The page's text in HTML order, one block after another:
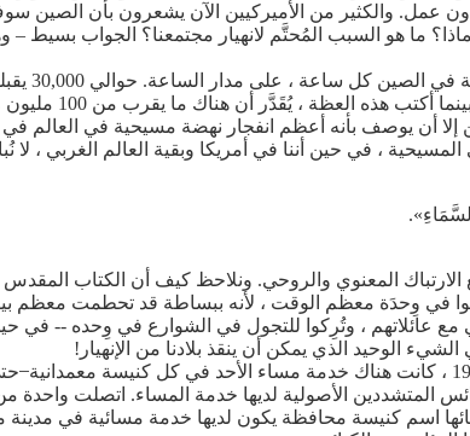
عمل. والكثير من الأميركيين الآن يشعرون بأن الصين
ما هو السبب المُحتَّم لانهيار مجتمعنا؟ الجواب بسيط –
تقول لنا مصادر
كل يوم ، وهذا يعني أن حوالي 10
، في حين أننا في أمريكا وبقية العالم الغربي ، لا
الارتباك المعنوي والروحي. ونلاحظ كيف أن الكتاب
في وِحدَة معظم الوقت ، لأنه ببساطة قد تحطمت معظم
عائلاتهم ، وتُرِكوا للتجول في الشوارع في وِحده -- في
الوحيد الذي يمكن أن ينقذ بلادنا من الإنهيار!
كنائسنا في أمريكا ، في ورطة. عندما كنت صبيا ، في عام 1950 ، كانت هناك خدمة مساء الأحد في كل كنيسة
المتشددين الأصولية لديها خدمة المساء. اتصلت واحدة
كنيسة محافظة يكون لديها خدمة مسائية في مدينة